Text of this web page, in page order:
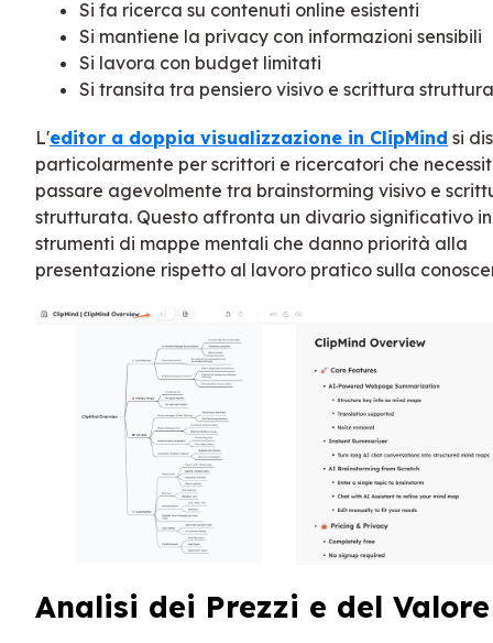
Si fa ricerca su contenuti online esistenti
Si mantiene la privacy con informazioni sensibili
Si lavora con budget limitati
Si transita tra pensiero visivo e scrittura
L'editor a doppia visualizzazione in ClipMind si
particolarmente per scrittori e ricercatori che
passare agevolmente tra brainstorming visivo e
strutturata. Questo affronta un divario significativo
strumenti di mappe mentali che danno priorità alla
presentazione rispetto al lavoro pratico sulla
Analisi dei Prezzi e del Valore